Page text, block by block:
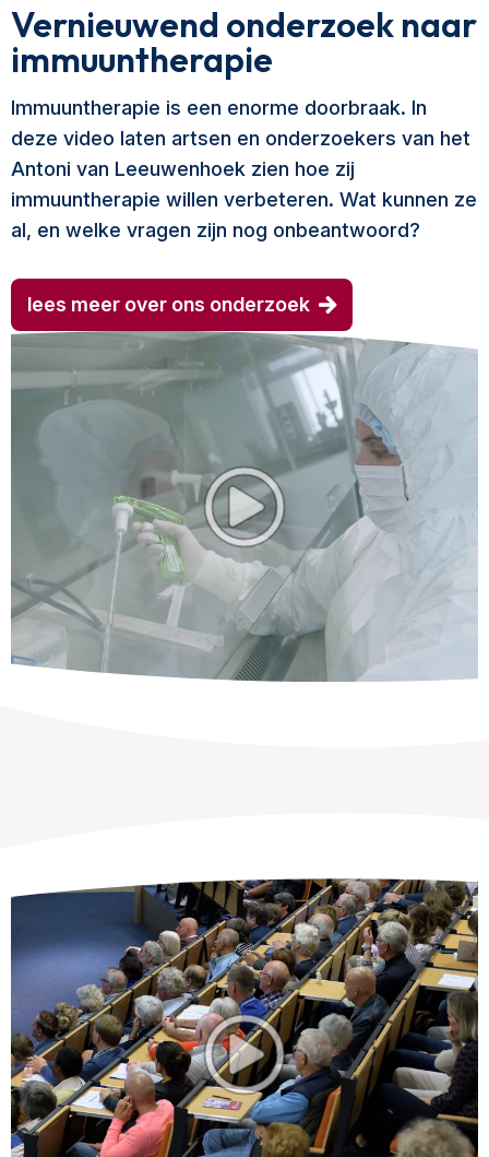
Vernieuwend onderzoek naar
immuuntherapie
Immuuntherapie is een enorme doorbraak. In
deze video laten artsen en onderzoekers van het
Antoni van Leeuwenhoek zien hoe zij
immuuntherapie willen verbeteren. Wat kunnen ze
al, en welke vragen zijn nog onbeantwoord?
lees meer over ons onderzoek